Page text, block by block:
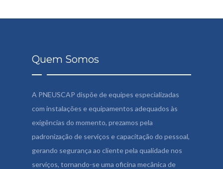
Quem Somos
A PNEUSCAP dispõe de equipes especializadas
com instalações e equipamentos adequados às
exigências do momento, prezamos pela
padronização de serviços e capacitação do pessoal,
gerando segurança ao cliente pela qualidade nos
serviços, tornando-se uma oficina mecânica de